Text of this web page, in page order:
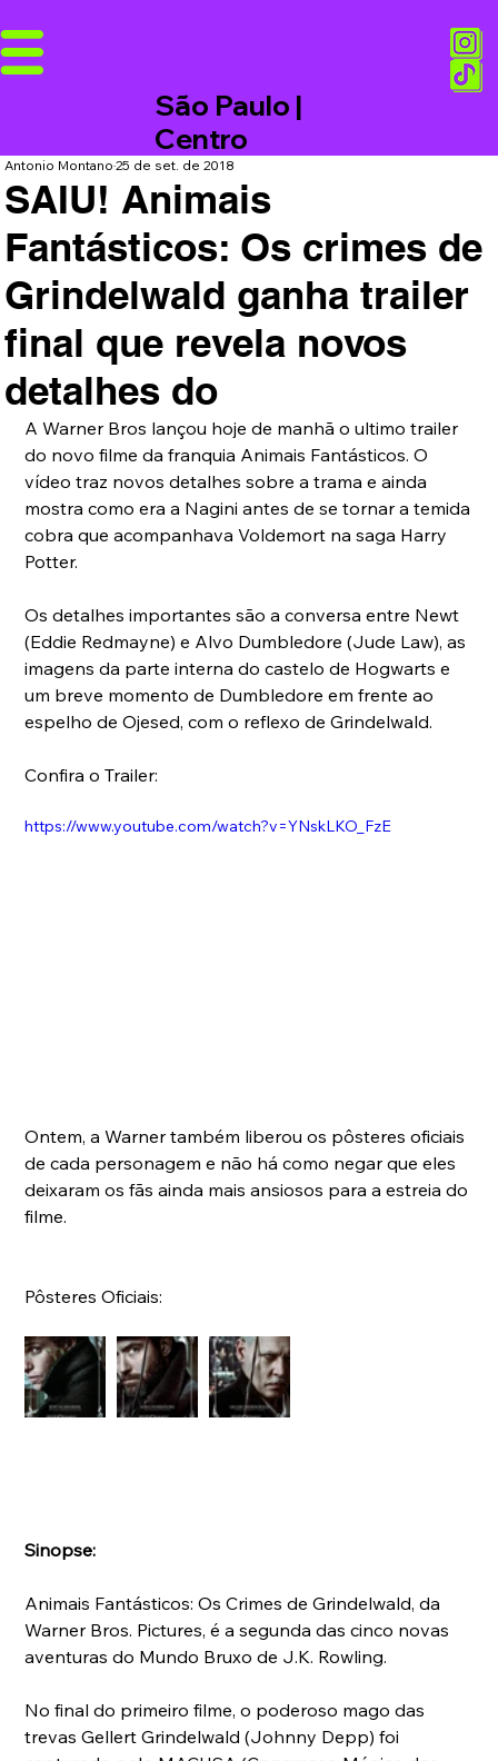
São Paulo |
Centro
SAIU! Animais
Fantásticos: Os crimes de
Grindelwald ganha trailer
final que revela novos
detalhes do
Antonio Montano25 de set. de 2018
A Warner Bros lançou hoje de manhã o ultimo trailer
do novo filme da franquia Animais Fantásticos. O
vídeo traz novos detalhes sobre a trama e ainda
mostra como era a Nagini antes de se tornar a temida
cobra que acompanhava Voldemort na saga Harry
Potter.
Os detalhes importantes são a conversa entre Newt
(Eddie Redmayne) e Alvo Dumbledore (Jude Law), as
imagens da parte interna do castelo de Hogwarts e
um breve momento de Dumbledore em frente ao
espelho de Ojesed, com o reflexo de Grindelwald.
Confira o Trailer:
https://www.youtube.com/watch?v=YNskLKO_FzE
Ontem, a Warner também liberou os pôsteres oficiais
de cada personagem e não há como negar que eles
deixaram os fãs ainda mais ansiosos para a estreia do
filme.
Pôsteres Oficiais:
Sinopse:
Animais Fantásticos: Os Crimes de Grindelwald, da
Warner Bros. Pictures, é a segunda das cinco novas
aventuras do Mundo Bruxo de J.K. Rowling.
No final do primeiro filme, o poderoso mago das
trevas Gellert Grindelwald (Johnny Depp) foi